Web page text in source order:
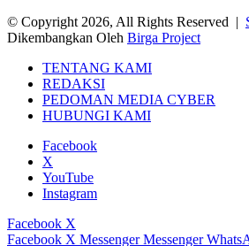
© Copyright 2026, All Rights Reserved |
Dikembangkan Oleh Birga Project
TENTANG KAMI
REDAKSI
PEDOMAN MEDIA CYBER
HUBUNGI KAMI
Facebook
X
YouTube
Instagram
Facebook X
Facebook X Messenger Messenger